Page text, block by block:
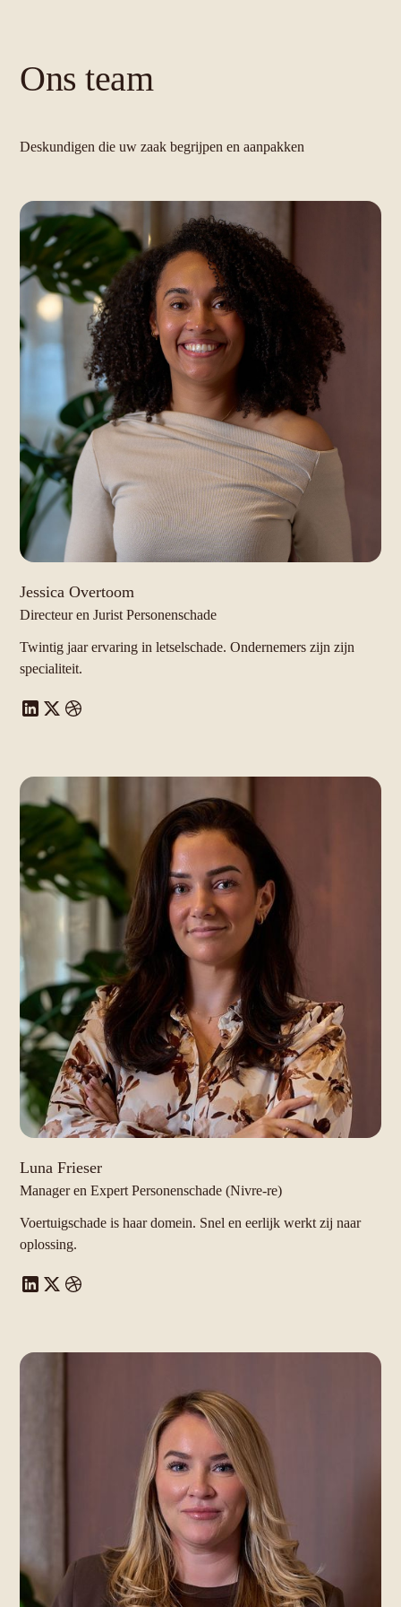
Ons team
Deskundigen die uw zaak begrijpen en aanpakken
Jessica Overtoom
Directeur en Jurist Personenschade
Twintig jaar ervaring in letselschade. Ondernemers zijn zijn
specialiteit.
Luna Frieser
Manager en Expert Personenschade (Nivre-re)
Voertuigschade is haar domein. Snel en eerlijk werkt zij naar
oplossing.